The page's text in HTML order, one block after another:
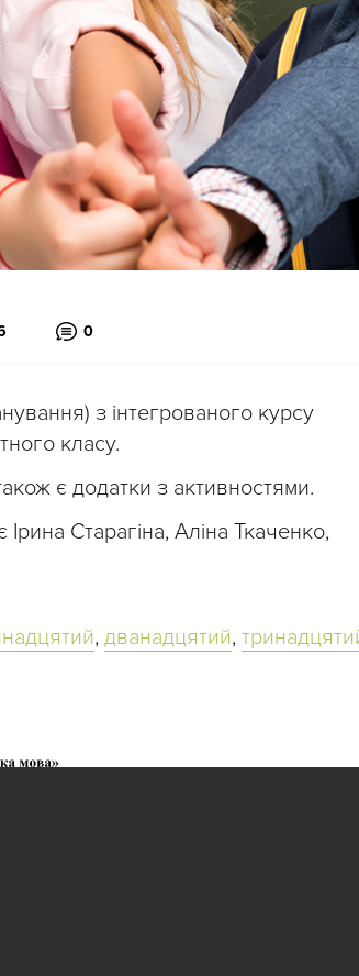
0
з інтегрованого курсу
класу.
є додатки з активностями.
Старагіна, Аліна Ткаченко,
, дванадцятий,